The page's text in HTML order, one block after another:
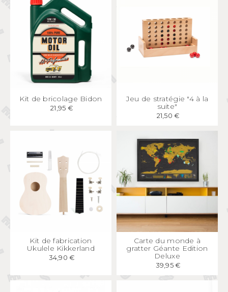
APERÇU RAPIDE
Kit de bricolage Bidon
21,95 €
APERÇU RAPIDE
Jeu de stratégie "4 à la
suite"
21,50 €
APERÇU RAPIDE
Kit de fabrication
Ukulele Kikkerland
34,90 €
APERÇU RAPIDE
Carte du monde à
gratter Géante Edition
Deluxe
39,95 €